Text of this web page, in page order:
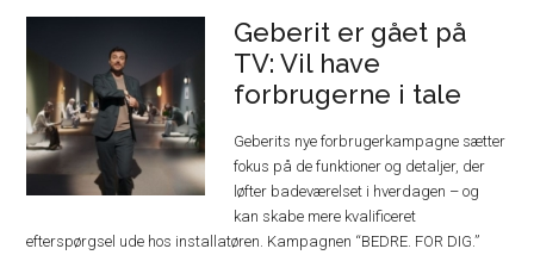
Geberit er gået på
TV: Vil have
forbrugerne i tale
Geberits nye forbrugerkampagne sætter
fokus på de funktioner og detaljer, der
løfter badeværelset i hverdagen – og
kan skabe mere kvalificeret
efterspørgsel ude hos installatøren. Kampagnen “BEDRE. FOR DIG.”